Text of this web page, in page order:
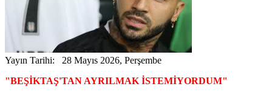
Yayın Tarihi: 28 Mayıs 2026, Perşembe
"BEŞİKTAŞ'TAN AYRILMAK İSTEMİYORDUM"